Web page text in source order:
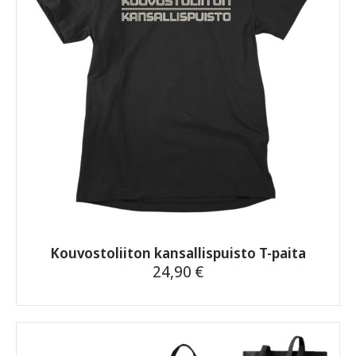
Paidoilla on myösOEKO-TEX® Standard 100
-sertifikaatti,
mikä takaa, että ne on testattu haitallisten aineiden
varalta ja ovat turvallisia sinulle ja ympäristölle.
osittain. Asiakkaalla on vaihto-oikeus toiseen
samankaltaiseen tuotteeseen, tai eri tuotteeseen. Mikäli
tilaaja palauttaa koko tilauksen, rahanpalautus koskee
vain alkuperäisen tilauksen kokonaissummaa josta on
vähennetty tuotepalautuksen kustannusta vastaava
hinta 5,90 €. Palautettavan tuotteen tulee olla
myyntikuntoinen, käyttämätön ja siisti.
Noutamattomasta ja palautuneesta paketista
pidätämme takaisin lähettämisestä aiheutuvan
kustannuksen 5,90 €.
Kouvostoliiton kansallispuisto T-paita
24,90 €
tuotteella
useampi